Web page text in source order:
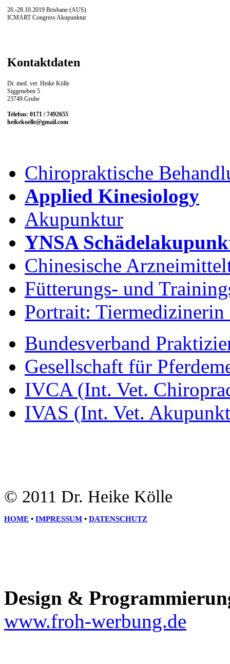
26.-28.10.2019 Brisbane (AUS)
ICMART Congress Akupunktur
Kontaktdaten
Dr. med. vet. Heike Kölle
Siggeneben 5
23749 Grube
Telefon: 0171 / 7492655
heikekoelle@gmail.com
Chiropraktische
Applied Kinesiology
Akupunktur
YNSA
Chinesische
Fütterungs- und
Portrait:
Bundesverband
Gesellschaft für
IVCA (Int. Vet.
IVAS (Int. Vet.
© 2011 Dr. Heike Kölle
HOME • IMPRESSUM • DATENSCHUTZ
Design &
www.froh-werbung.de